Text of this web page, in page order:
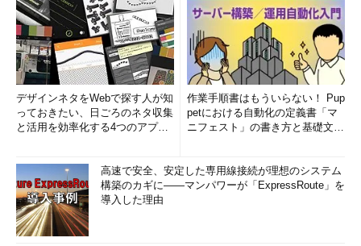
デザインネタをWebで探す人が知
っておきたい、日ごろのネタ収集
と活用を効率化する4つのアプリ
作業手順書はもういらない！ Pup
petにおける自動化の定義書「マ
ニフェスト」の書き方と基礎文法
高速で安全、安定した専用線接続が理想のシステム
構築のカギに――マンパワーが「ExpressRoute」を
導入した理由